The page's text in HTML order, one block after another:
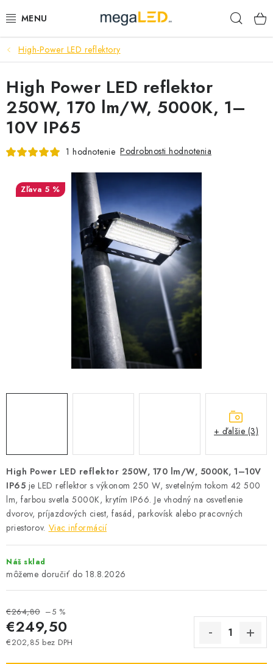
na
PRIEMYSEL
SVIETIDLÁ
ŽIAROVKY A TRUBICE
PRACOVNÉ SVIETIDLÁ
ELEKTROMATERIÁL
SAMSUNG SVIETIDLÁ
SOLÁRNE SYSTÉMY
SEZÓNNE VÝPREDAJE POĽNOPOTREBY
OBCHODNÉ PODMIENKY
Reklamácie a formulár na odstúpenie od zmluvy
Obchodné podmienky
Podmienky ochrany osobných údajov
O nás - MEGALED & JANTON Zákamenné
Zľavy pre profíkov
Hodnotenie obchodu
High-Power LED reflektory
High Power LED reflektor 250W, 170 lm/W, 5000K, 1–10V
IP65 je LED reflektor s výkonom 250 W, svetelným tokom 42 500
lm, farbou svetla 5000K, krytím IP66. Je vhodný na osvetlenie
dvorov, príjazdových ciest, fasád, parkovísk alebo pracovných
priestorov. Viac informácií
Náš sklad
18.8.2026
€264,80 –5 %
€249,50
€202,85 bez DPH
High Power LED reflektor
250W, 170 lm/W, 5000K, 1–
10V IP65
1 hodnotenie Podrobnosti hodnotenia
5 %
+ ďalšie (3)